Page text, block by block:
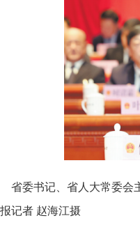
省委书记、省人大常委会
记者 赵海江摄